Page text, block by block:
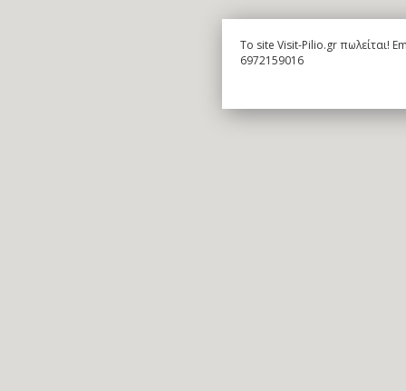
To site Visit-Pilio.gr πωλείται!
6972159016